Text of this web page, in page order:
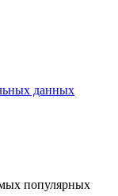
данных
популярных